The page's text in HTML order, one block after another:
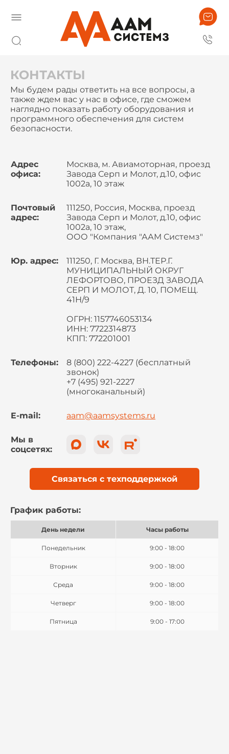
КОНТАКТЫ
Мы будем рады ответить на все вопросы, а
также ждем вас у нас в офисе, где сможем
наглядно показать работу оборудования и
программного обеспечения для систем
безопасности.
Адрес
офиса:
Москва, м. Авиамоторная, проезд
Завода Серп и Молот, д.10, офис
1002а, 10 этаж
Почтовый
адрес:
111250, Россия, Москва, проезд
Завода Серп и Молот, д.10, офис
1002а, 10 этаж,
ООО "Компания "ААМ Системз"
Юр. адрес:
111250, Г. Москва, ВН.ТЕР.Г.
МУНИЦИПАЛЬНЫЙ ОКРУГ
ЛЕФОРТОВО, ПРОЕЗД ЗАВОДА
СЕРП И МОЛОТ, Д. 10, ПОМЕЩ.
41Н/9
ОГРН: 1157746053134
ИНН: 7722314873
КПП: 772201001
Телефоны:
8 (800) 222-4227 (бесплатный
звонок)
+7 (495) 921-2227
(многоканальный)
E-mail: aam@aamsystems.ru
Мы в
соцсетях:
Связаться с техподдержкой
График работы:
День недели Часы работы
Понедельник 9:00 - 18:00
Вторник 9:00 - 18:00
Среда 9:00 - 18:00
Четверг 9:00 - 18:00
Пятница 9:00 - 17:00